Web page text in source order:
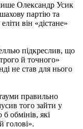
Олександр Усик
партію та
він «дістане»
підкреслив, що
й точного»
не став для нього
правильно
того зайти у
обмінів, які
голові».